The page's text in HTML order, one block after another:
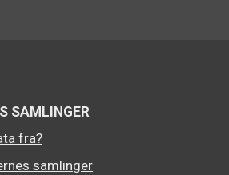
SAMLINGER
fra?
samlinger